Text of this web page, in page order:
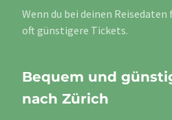
Wenn du bei deinen
oft günstigere Tickets.
Bequem und
nach Zürich